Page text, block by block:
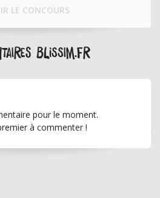
LE CONCOURS
blissim.fr
pour le moment.
à commenter !